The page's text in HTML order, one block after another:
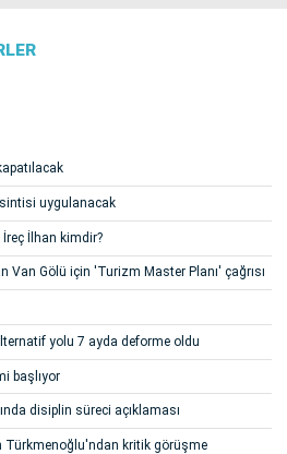
uygulanacak
İlhan kimdir?
Van Gölü için 'Turizm Master Planı' çağrısı
yolu 7 ayda deforme oldu
başlıyor
disiplin süreci açıklaması
Türkmenoğlu'ndan kritik görüşme